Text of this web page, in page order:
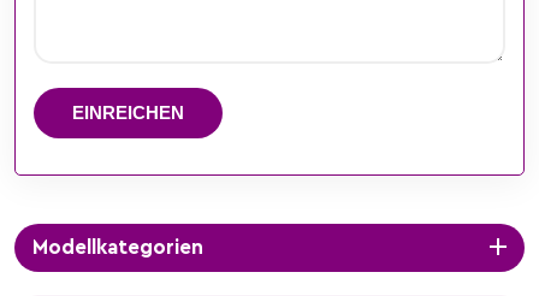
EINREICHEN
Modellkategorien